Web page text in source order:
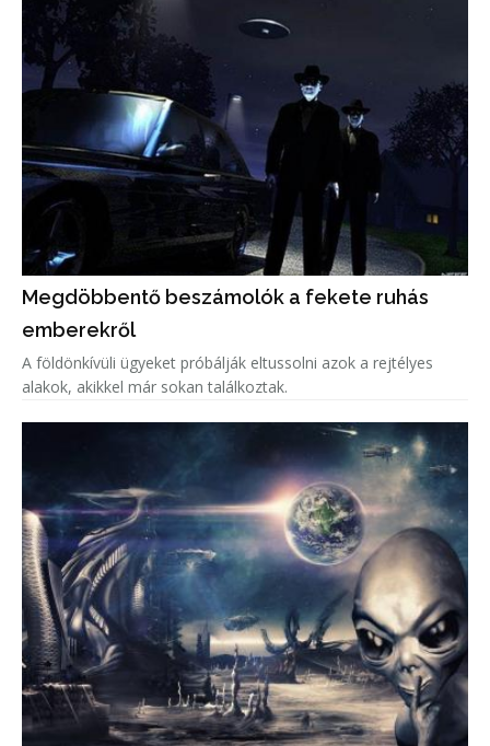
Megdöbbentő beszámolók a fekete ruhás
emberekről
A földönkívüli ügyeket próbálják eltussolni azok a rejtélyes
alakok, akikkel már sokan találkoztak.